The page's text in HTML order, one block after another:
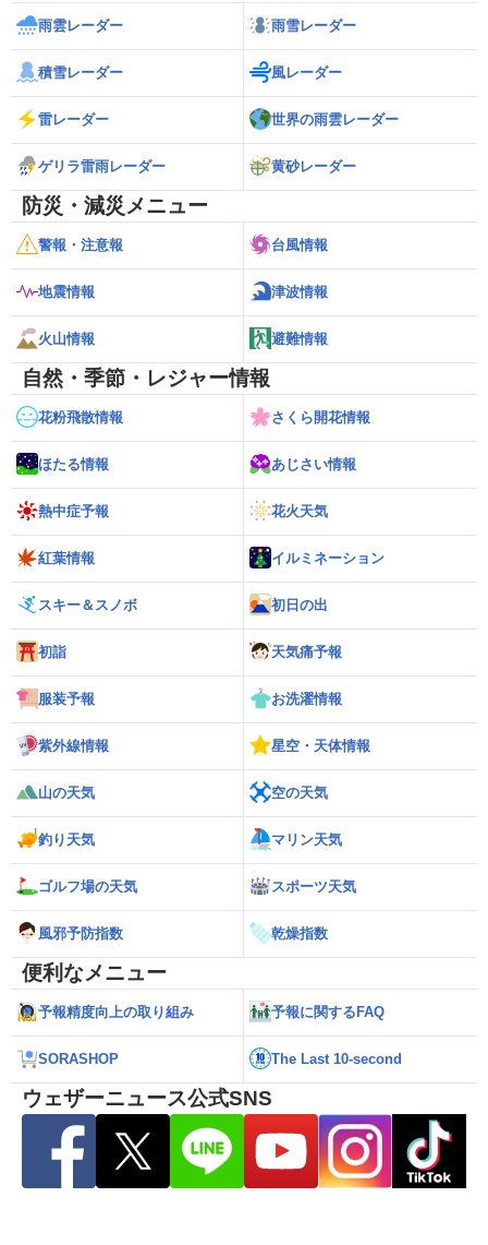
雨雲レーダー 雨雪レーダー
積雪レーダー 風レーダー
雷レーダー 世界の雨雲レーダー
ゲリラ雷雨レーダー 黄砂レーダー
防災・減災メニュー
警報・注意報 台風情報
地震情報 津波情報
火山情報 避難情報
自然・季節・レジャー情報
花粉飛散情報 さくら開花情報
ほたる情報 あじさい情報
熱中症予報 花火天気
紅葉情報 イルミネーション
スキー＆スノボ 初日の出
初詣 天気痛予報
服装予報 お洗濯情報
紫外線情報 星空・天体情報
山の天気 空の天気
釣り天気 マリン天気
ゴルフ場の天気 スポーツ天気
風邪予防指数 乾燥指数
便利なメニュー
予報精度向上の取り組み 予報に関するFAQ
SORASHOP The Last 10-second
ウェザーニュース公式SNS